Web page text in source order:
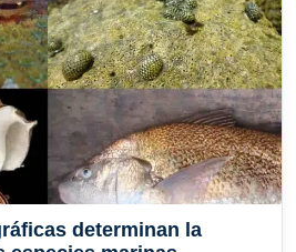
determinan la